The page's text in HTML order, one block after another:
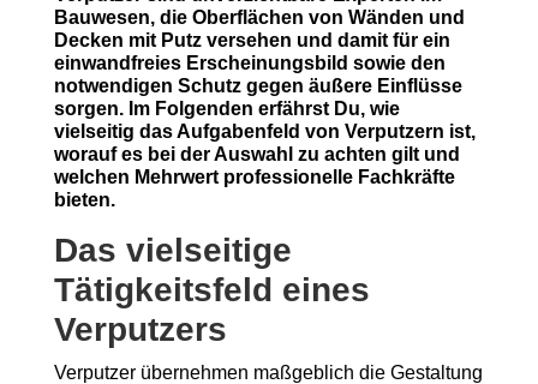
Bauwesen, die Oberflächen von Wänden und
Decken mit Putz versehen und damit für ein
einwandfreies Erscheinungsbild sowie den
notwendigen Schutz gegen äußere Einflüsse
sorgen. Im Folgenden erfährst Du, wie
vielseitig das Aufgabenfeld von Verputzern ist,
worauf es bei der Auswahl zu achten gilt und
welchen Mehrwert professionelle Fachkräfte
bieten.
Das vielseitige
Tätigkeitsfeld eines
Verputzers
Verputzer übernehmen maßgeblich die Gestaltung